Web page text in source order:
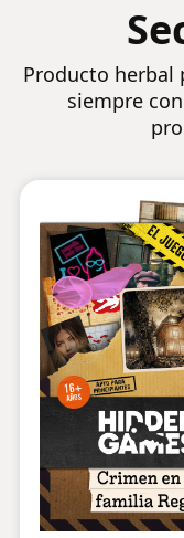
Producto herbal
siempre